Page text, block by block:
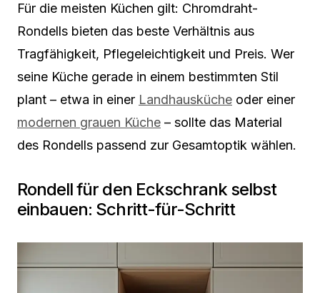
Für die meisten Küchen gilt: Chromdraht-
Rondells bieten das beste Verhältnis aus
Tragfähigkeit, Pflegeleichtigkeit und Preis. Wer
seine Küche gerade in einem bestimmten Stil
plant – etwa in einer Landhausküche oder einer
modernen grauen Küche – sollte das Material
des Rondells passend zur Gesamtoptik wählen.
Rondell für den Eckschrank selbst
einbauen: Schritt-für-Schritt